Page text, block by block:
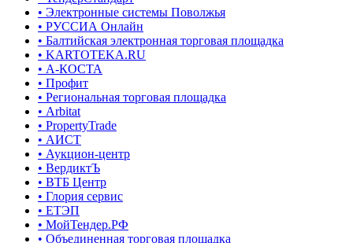
• Электронные системы Поволжья
• РУССИА Онлайн
• Балтийская электронная торговая площадка
• KARTOTEKA.RU
• А-КОСТА
• Профит
• Региональная торговая площадка
• Arbitat
• PropertyTrade
• АИСТ
• Аукцион-центр
• ВердиктЪ
• ВТБ Центр
• Глория сервис
• ЕТЭП
• МойТендер.РФ
• Объединенная торговая площадка